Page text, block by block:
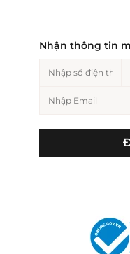
Nhận thông tin